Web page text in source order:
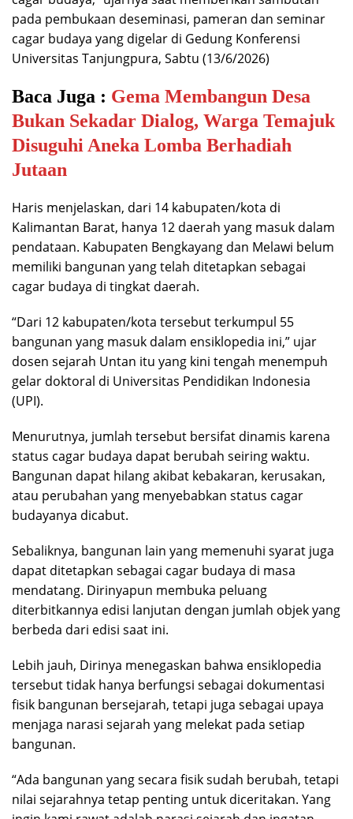
pada pembukaan deseminasi, pameran dan seminar
cagar budaya yang digelar di Gedung Konferensi
Universitas Tanjungpura, Sabtu (13/6/2026)
Baca Juga : Gema Membangun Desa
Bukan Sekadar Dialog, Warga Temajuk
Disuguhi Aneka Lomba Berhadiah
Jutaan
Haris menjelaskan, dari 14 kabupaten/kota di
Kalimantan Barat, hanya 12 daerah yang masuk dalam
pendataan. Kabupaten Bengkayang dan Melawi belum
memiliki bangunan yang telah ditetapkan sebagai
cagar budaya di tingkat daerah.
“Dari 12 kabupaten/kota tersebut terkumpul 55
bangunan yang masuk dalam ensiklopedia ini,” ujar
dosen sejarah Untan itu yang kini tengah menempuh
gelar doktoral di Universitas Pendidikan Indonesia
(UPI).
Menurutnya, jumlah tersebut bersifat dinamis karena
status cagar budaya dapat berubah seiring waktu.
Bangunan dapat hilang akibat kebakaran, kerusakan,
atau perubahan yang menyebabkan status cagar
budayanya dicabut.
Sebaliknya, bangunan lain yang memenuhi syarat juga
dapat ditetapkan sebagai cagar budaya di masa
mendatang. Dirinyapun membuka peluang
diterbitkannya edisi lanjutan dengan jumlah objek yang
berbeda dari edisi saat ini.
Lebih jauh, Dirinya menegaskan bahwa ensiklopedia
tersebut tidak hanya berfungsi sebagai dokumentasi
fisik bangunan bersejarah, tetapi juga sebagai upaya
menjaga narasi sejarah yang melekat pada setiap
bangunan.
“Ada bangunan yang secara fisik sudah berubah, tetapi
nilai sejarahnya tetap penting untuk diceritakan. Yang